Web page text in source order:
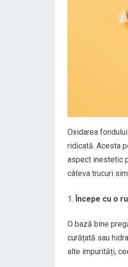
Oxidarea
ridicată. Acesta
aspect inestetic
câteva trucuri
Începe cu o
O bază bine
curățată sau
alte impurități,